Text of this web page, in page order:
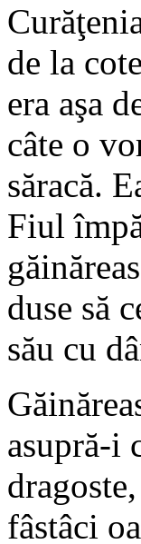
de la
era aşa
câte o
săracă.
Fiul
duse să
său cu
asupră-i
fâstâci